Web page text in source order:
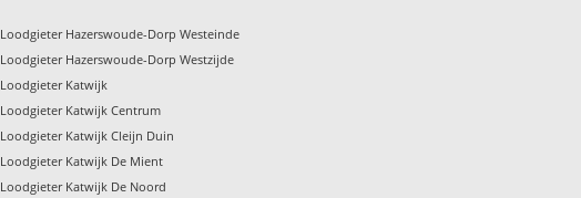
Loodgieter Hazerswoude-Dorp Westeinde
Loodgieter Hazerswoude-Dorp Westzijde
Loodgieter Katwijk
Loodgieter Katwijk Centrum
Loodgieter Katwijk Cleijn Duin
Loodgieter Katwijk De Mient
Loodgieter Katwijk De Noord